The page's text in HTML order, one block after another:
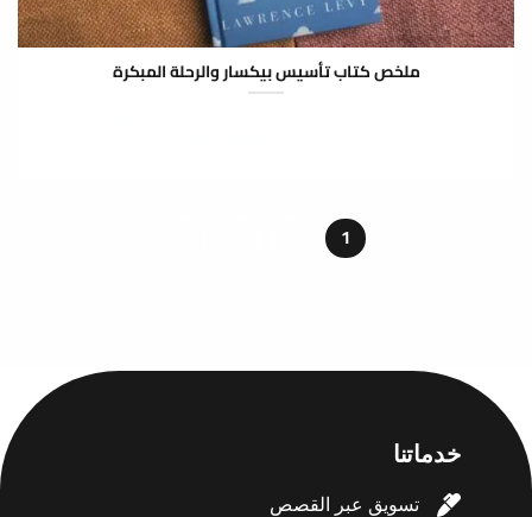
ملخص كتاب تأسيس بيكسار والرحلة المبكرة
1
خدماتنا
تسويق عبر القصص